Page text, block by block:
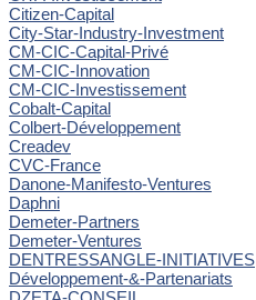
Citizen-Capital
City-Star-Industry-Investment
CM-CIC-Capital-Privé
CM-CIC-Innovation
CM-CIC-Investissement
Cobalt-Capital
Colbert-Développement
Creadev
CVC-France
Danone-Manifesto-Ventures
Daphni
Demeter-Partners
Demeter-Ventures
DENTRESSANGLE-INITIATIVES
Développement-&-Partenariats